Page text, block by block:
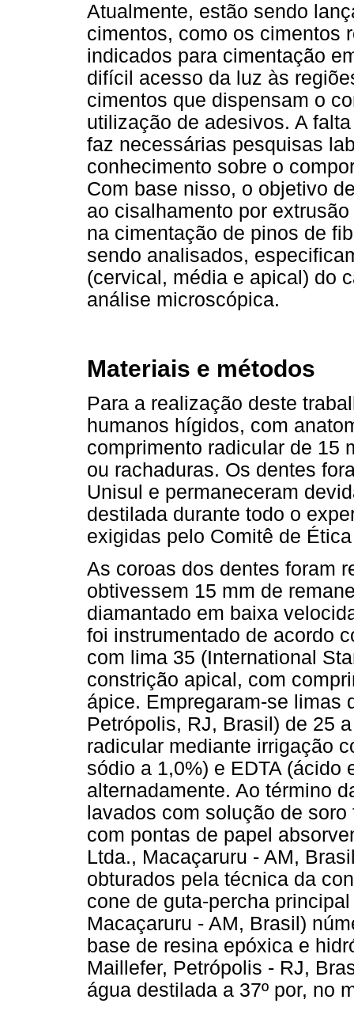
Atualmente, estão sendo
cimentos, como os cimentos
indicados para cimentação
difícil acesso da luz às
cimentos que dispensam o
utilização de adesivos. A
faz necessárias pesquisas
conhecimento sobre o
Com base nisso, o objetivo
ao cisalhamento por
na cimentação de pinos de
sendo analisados,
(cervical, média e apical) do
análise microscópica.
Materiais e métodos
Para a realização deste
humanos hígidos, com
comprimento radicular de 15
ou rachaduras. Os dentes
Unisul e permaneceram
destilada durante todo o
exigidas pelo Comitê de
As coroas dos dentes foram
obtivessem 15 mm de
diamantado em baixa
foi instrumentado de acordo
com lima 35 (International
constrição apical, com
ápice. Empregaram-se limas
Petrópolis, RJ, Brasil) de 25
radicular mediante irrigação
sódio a 1,0%) e EDTA (ácido
alternadamente. Ao término
lavados com solução de
com pontas de papel
Ltda., Macaçaruru - AM,
obturados pela técnica da
cone de guta-percha
Macaçaruru - AM, Brasil)
base de resina epóxica e
Maillefer, Petrópolis - RJ,
água destilada a 37º por, no